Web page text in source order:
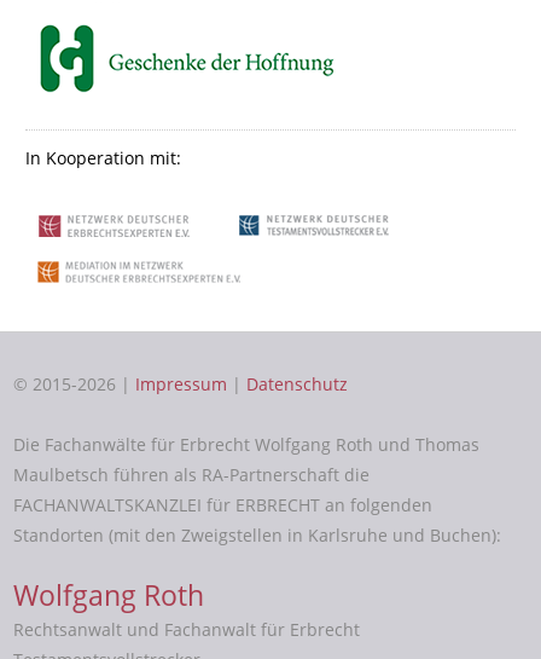
In Kooperation mit:
© 2015-2026 | Impressum | Datenschutz
Die Fachanwälte für Erbrecht Wolfgang Roth und Thomas
Maulbetsch führen als RA-Partnerschaft die
FACHANWALTSKANZLEI für ERBRECHT an folgenden
Standorten (mit den Zweigstellen in Karlsruhe und Buchen):
Wolfgang Roth
Rechtsanwalt und Fachanwalt für Erbrecht